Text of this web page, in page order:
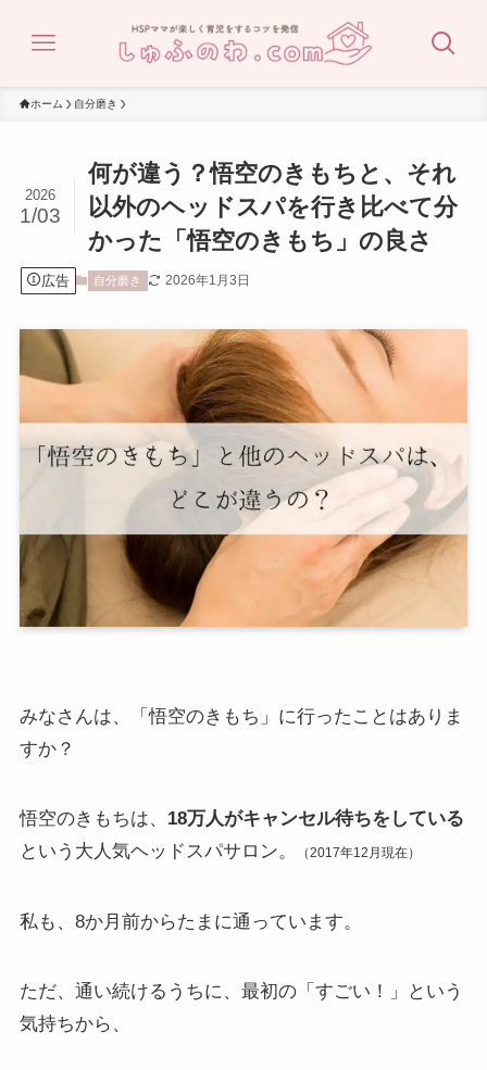
ホーム 自分磨き
何が違う？悟空のきもちと、それ
以外のヘッドスパを行き比べて分
かった「悟空のきもち」の良さ
2026
1/03
広告 自分磨き 2026年1月3日
みなさんは、「悟空のきもち」に行ったことはありま
すか？
悟空のきもちは、 18万人がキャンセル待ちをしている
という大人気ヘッドスパサロン。
（2017年12月現在）
私も、8か月前からたまに通っています。
ただ、通い続けるうちに、最初の「すごい！」という
気持ちから、